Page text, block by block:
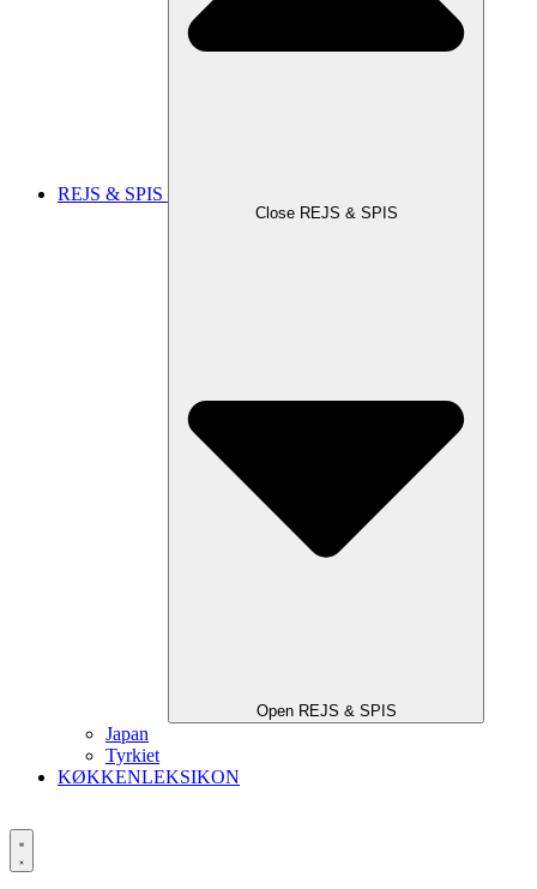
REJS & SPIS
Close REJS & SPIS
Open REJS & SPIS
Japan
Tyrkiet
KØKKENLEKSIKON